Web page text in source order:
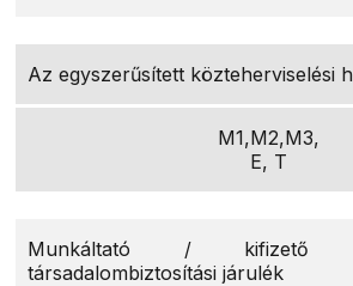
Az egyszerűsített közteherviselési
M1,M2,M3,
E, T
Munkáltató / kifizető
társadalombiztosítási járulék